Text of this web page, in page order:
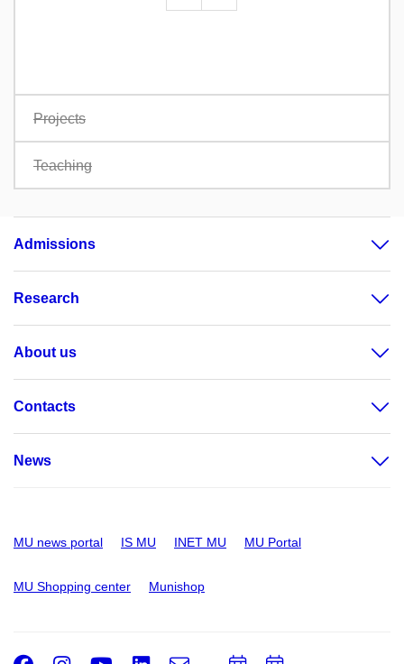
Projects
Teaching
Admissions
Research
About us
Contacts
News
MU news portal IS MU INET MU MU Portal
MU Shopping center Munishop